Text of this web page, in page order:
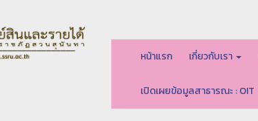
หน้าแรก เกี่ยวกับเรา
เปิดเผยข้อมูลสาธารณะ : OIT